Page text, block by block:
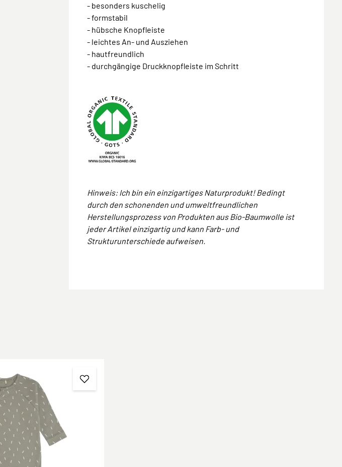
- besonders kuschelig
- formstabil
- hübsche Knopfleiste
- leichtes An- und Ausziehen
- hautfreundlich
- durchgängige Druckknopfleiste im Schritt
Hinweis: Ich bin ein einzigartiges Naturprodukt! Bedingt
durch den schonenden und umweltfreundlichen
Herstellungsprozess von Produkten aus Bio-Baumwolle ist
jeder Artikel einzigartig und kann Farb- und
Strukturunterschiede aufweisen.